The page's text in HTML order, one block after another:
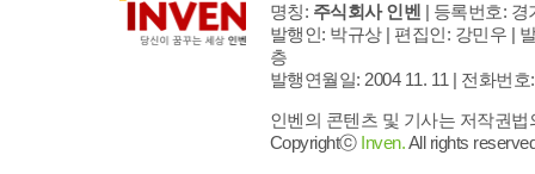
명칭: 주식회사 인벤 | 등록번호: 경
발행인: 박규상 | 편집인: 강민우 |
층
발행연월일: 2004 11. 11 | 전화번호
인벤의 콘텐츠 및 기사는 저작권
Copyrightⓒ Inven.All rights